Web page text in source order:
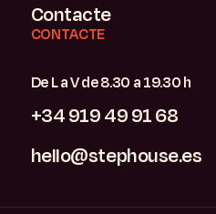
Contacte
CONTACTE
De L a V de 8.30 a 19.30 h
+34 919 49 91 68
hello@stephouse.es